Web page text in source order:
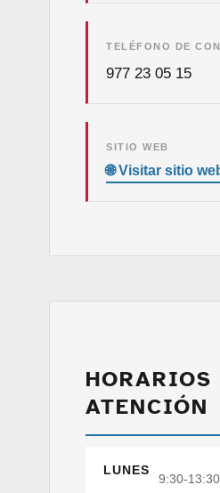
TELÉFONO DE
977 23 05 15
SITIO WEB
HORARIOS
ATENCIÓN
LUNES
9:30-